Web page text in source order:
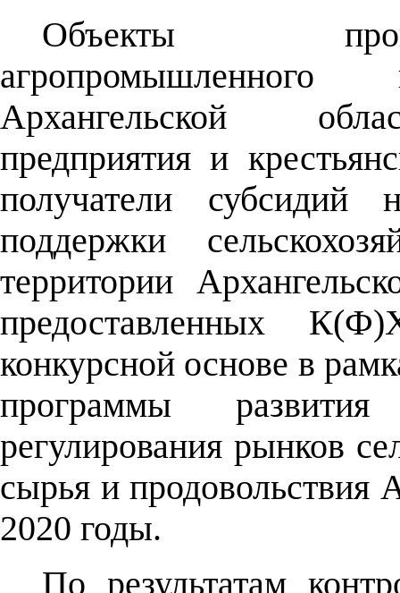
Объекты
Архангельской
предприятия и
получатели субсидий
поддержки
территории
предоставленных
конкурсной основе в
программы
регулирования рынков
сырья и продовольствия
2020 годы.
По результатам